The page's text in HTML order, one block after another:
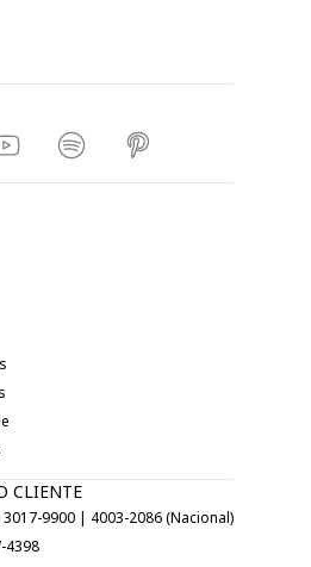
CLIENTE
9900 | 4003-2086 (Nacional)
4398